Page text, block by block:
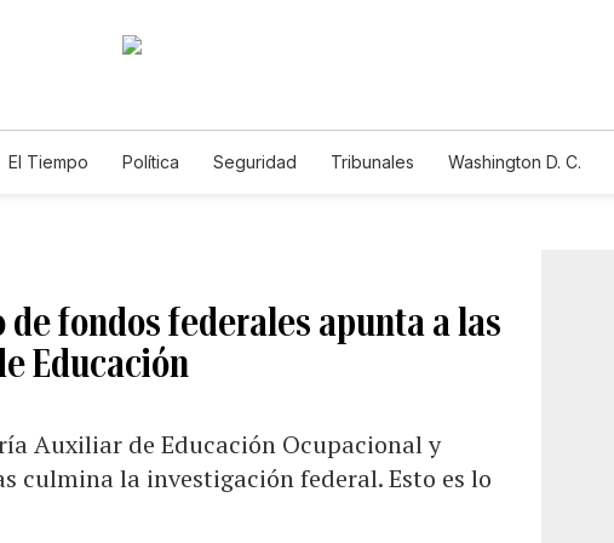
El Tiempo Política Seguridad Tribunales Washington D. C.
fondos federales apunta a las
Educación
Auxiliar de Educación Ocupacional y
culmina la investigación federal. Esto es lo